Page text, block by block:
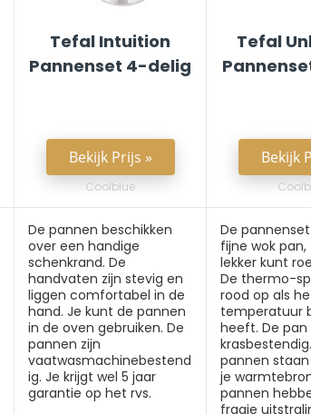
Tefal Intuition
Pannenset 4-delig
Bekijk Prijs »
Coolblue
De pannen beschikken
over een handige
schenkrand. De
handvaten zijn stevig en
liggen comfortabel in de
hand. Je kunt de pannen
in de oven gebruiken. De
pannen zijn
vaatwasmachinebestend
ig. Je krijgt wel 5 jaar
garantie op het rvs.
Tefal
Bekijk
De
fijne wok
lekker kunt
De thermo-
rood op als
temperatuur
heeft. De pan
pannen
je
pannen
fraaie